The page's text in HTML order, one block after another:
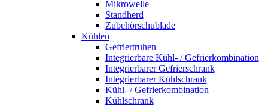
Mikrowelle
Standherd
Zubehörschublade
Kühlen
Gefriertruhen
Integrierbare Kühl- / Gefrierkombination
Integrierbarer Gefrierschrank
Integrierbarer Kühlschrank
Kühl- / Gefrierkombination
Kühlschrank